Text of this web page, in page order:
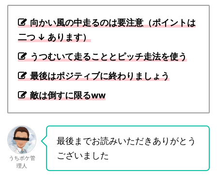
向かい風の中走るのは要注意（ポイントは
二つ ↓ あります）
うつむいて走ることとピッチ走法を使う
最後はポジティブに終わりましょう
敵は倒すに限るww
うちポケ管
理人
最後までお読みいただきありがとう
ございました